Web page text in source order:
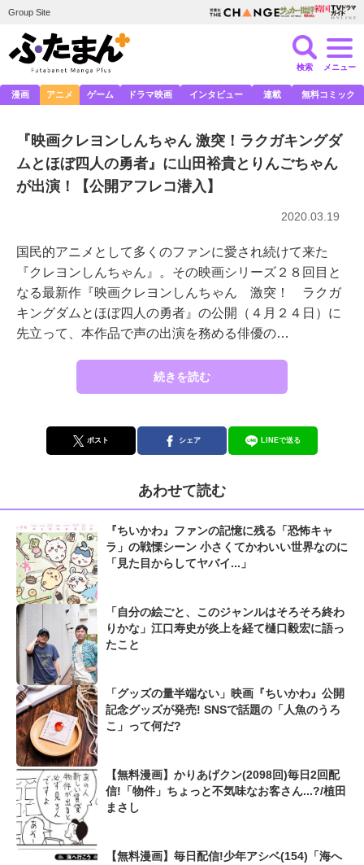
Group Site
検索 メニュー
漫画 アニメ ゲーム ドラマ映画 インタビュー 連載 無料コミック
『映画クレヨンしんちゃん 激突！ラクガキングダ
ムとほぼ四人の勇者』に山田裕貴とりんごちゃん
が出演！【公開アフレコ潜入】
2020.03.19
国民的アニメとして多くのファンに愛され続けて来た
『クレヨンしんちゃん』。その映画シリーズ２８回目と
なる最新作『映画クレヨンしんちゃん 激突！ ラクガ
キングダムとほぼ四人の勇者』の公開（４月２４日）に
先立って、本作品で声の出演を務める俳優の…
続きを読む
ポスト シェア LINEで送る
あわせて読む
『ちいかわ』ファンの記憶に残る「恐怖キャ
ラ」の戦慄シーン 小さくてかわいい世界なのに
「見た目からしてヤバイ...」
「自分の絵ごと、このジャンルはそろそろ終わ
りかな」江口寿史が炎上を経て樋口毅宏に語っ
たこと
「グッズの量半端ない」映画『ちいかわ』公開
記念グッズが発売! SNSで話題の「人魚のうろ
こ」って何だ?
【無料漫画】かりあげクン(2098回)毎日2回配
信!「物件」ちょっと不気味なお客さん...?/植田
まさし
【無料漫画】毎日配信!少年アシベ(154)「海へ